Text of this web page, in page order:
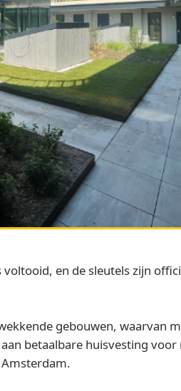
en de sleutels zijn
gebouwen, waarvan
betaalbare huisvesting